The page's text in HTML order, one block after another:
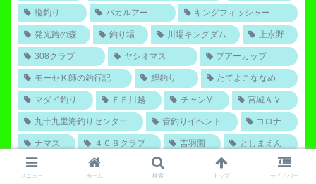
縦釣り バカルアー キングフィッシャー
発光路の森 釣り場 川場キングダム 上永野
308クラブ ヤシオマス プアーカップ
モーセＫ師の釣行記 鯉釣り たてよこななめ
マダイ釣り ＦＦ川越 チャンM 宮城ＡＶ
九十九里海釣りセンター 管釣りイベント コロナ
ナマズ ４０８クラブ 吉羽園 としまえん
なら山沼
メニュー ホーム 検索 トップ サイドバー